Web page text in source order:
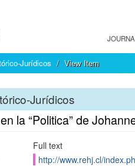
Jurídicos View Item
Jurídicos
la “Politica” de
Full text
http://www.rehj.cl/